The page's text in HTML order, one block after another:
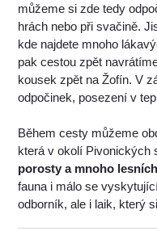
můžeme si zde tedy
hrách nebo při svačině.
kde najdete mnoho
pak cestou zpět
kousek zpět na Žofín. V
odpočinek, posezení v
Během cesty můžeme
která v okolí Pivonických
porosty a mnoho
fauna i málo se
odborník, ale i laik, který